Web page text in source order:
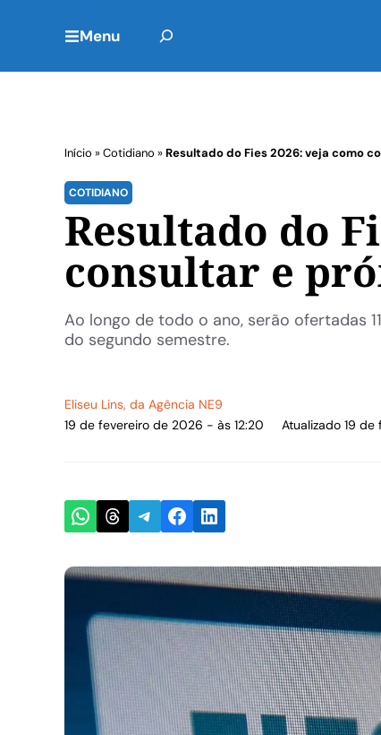
Menu
Início »Cotidiano »Resultado do Fies 2026: veja como
COTIDIANO
Resultado do
consultar e
Ao longo de todo o ano, serão ofertadas
do segundo semestre.
Eliseu Lins, da Agência NE9
19 de fevereiro de 2026 - às 12:20
Atualizado 19
Share on WhatsApp
Share on Threads
Share on Telegram
Share on Facebook
Share on LinkedIn